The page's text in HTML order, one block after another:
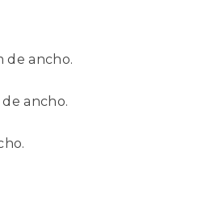
de ancho.
de ancho.